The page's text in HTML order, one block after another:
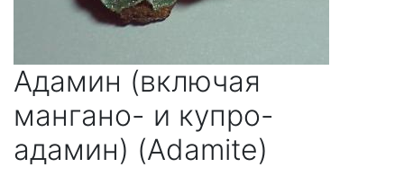
Адамин (включая
мангано- и купро-
адамин) (Adamite)